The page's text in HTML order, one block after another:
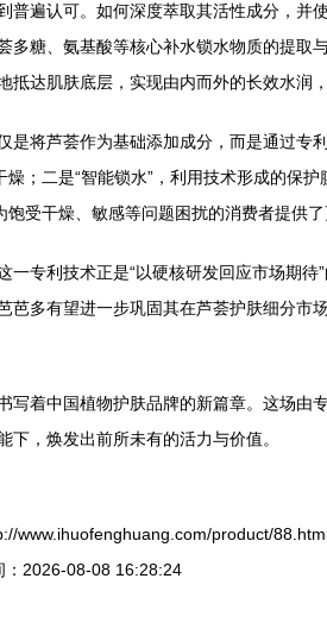
遍认可。如何深度萃取其活性成分，并
糖、氨基酸等核心补水锁水物质的提取
达肌肤底层，实现由内而外的长效水润
将芦荟作为基础添加成分，而是通过专
；二是“智能锁水”，利用技术形成的保
受干燥、敏感等问题困扰的消费者提供
专利技术正是“以硬核研发回应市场期
多有望进一步巩固其在芦荟护肤细分市
着中国植物护肤品牌的新篇章。这场由
，焕发出前所未有的活力与价值。
www.ihuofenghuang.com/product/
：2026-08-08 16:28:24